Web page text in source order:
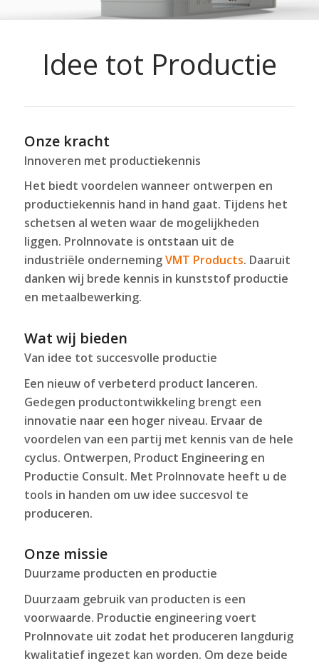
Idee tot Productie
Onze kracht
Innoveren met productiekennis
Het biedt voordelen wanneer ontwerpen en
productiekennis hand in hand gaat. Tijdens het
schetsen al weten waar de mogelijkheden
liggen. ProInnovate is ontstaan uit de
industriële ondernemingVMT Products. Daaruit
danken wij brede kennis in kunststof productie
en metaalbewerking.
Wat wij bieden
Van idee tot succesvolle productie
Een nieuw of verbeterd product lanceren.
Gedegen productontwikkeling brengt een
innovatie naar een hoger niveau. Ervaar de
voordelen van een partij met kennis van de hele
cyclus. Ontwerpen, Product Engineering en
Productie Consult. Met ProInnovate heeft u de
tools in handen om uw idee succesvol te
produceren.
Onze missie
Duurzame producten en productie
Duurzaam gebruik van producten is een
voorwaarde. Productie engineering voert
ProInnovate uit zodat het produceren langdurig
kwalitatief ingezet kan worden. Om deze beide